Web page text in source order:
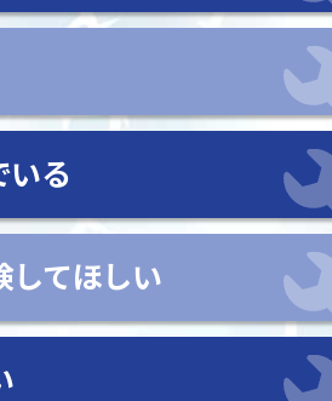
いる
してほしい